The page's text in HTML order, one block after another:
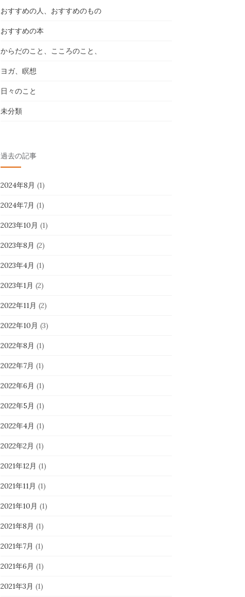
おすすめの人、おすすめのもの
おすすめの本
からだのこと、こころのこと、
ヨガ、瞑想
日々のこと
未分類
過去の記事
2024年8月 (1)
2024年7月 (1)
2023年10月 (1)
2023年8月 (2)
2023年4月 (1)
2023年1月 (2)
2022年11月 (2)
2022年10月 (3)
2022年8月 (1)
2022年7月 (1)
2022年6月 (1)
2022年5月 (1)
2022年4月 (1)
2022年2月 (1)
2021年12月 (1)
2021年11月 (1)
2021年10月 (1)
2021年8月 (1)
2021年7月 (1)
2021年6月 (1)
2021年3月 (1)